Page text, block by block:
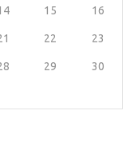
15 16
22 23
29 30